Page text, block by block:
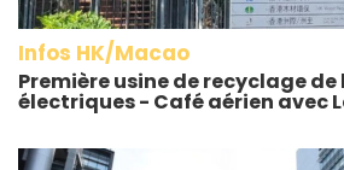
Infos HK/Macao
Première usine de recyclage
électriques - Café aérien avec